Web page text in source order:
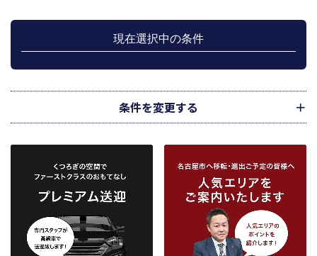
上記、1.から 5.の業務に付随する、お客様にとって有用と思われる当社及び提
携先のご案内や商品の発送、関連するアフターサービス、また、管理において
のメンテナンス等の業務に関するお知らせ等に利用します。
介の依頼者に提供することがあります。
下記３記載の第三者に提供します。
物件の申込者様・購入者様管理もしくは媒介の委託を受けた不動産の所有者そ
の他権利者様から受領した申込書、契約書等に記載された個人情報、その他適
正な手段で入手した個人情報を有しています。
お客様との契約の履行、賃貸取引にあっては契約管理、売買取引にあっては契
約後の管理・アフターサービス実施のため利用します。
当社は、当社の他の不動産物件におけるサービスの紹介並びにお客様にとって
有用と思われる当社提携先の商品・サービス等を紹介するためのダイレクトメ
現在選択中の条件
条件を変更する
市区町村 地図
から検索